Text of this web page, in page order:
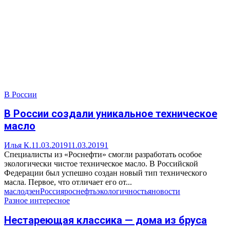
В России
В России создали уникальное техническое
масло
Илья К.11.03.201911.03.20191
Специалисты из «Роснефти» смогли разработать особое
экологически чистое техническое масло. В Российской
Федерации был успешно создан новый тип технического
масла. Первое, что отличает его от...
маслодзенРоссияроснефтьэкологичностьяновости
Разное интересное
Нестареющая классика — дома из бруса